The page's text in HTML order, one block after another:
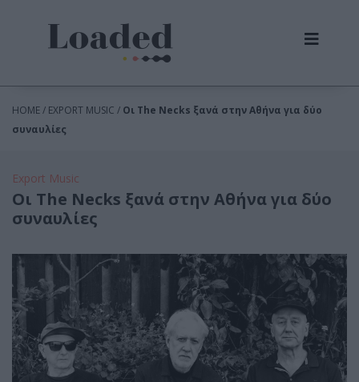
HOME / EXPORT MUSIC / Οι The Necks ξανά στην Αθήνα για δύο
συναυλίες
Export Music
Οι The Necks ξανά στην Αθήνα για δύο
συναυλίες